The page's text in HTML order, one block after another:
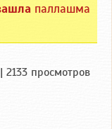
паллашма
2133 просмотров